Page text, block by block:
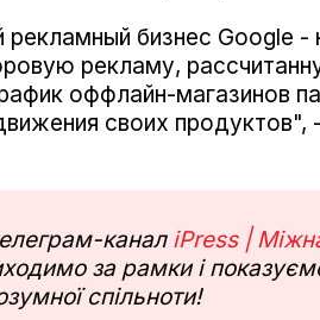
бизнес Google -
рекламу,
оффлайн-магазинов
своих продуктов",
канал iPress |
за рамки і
спільноти!